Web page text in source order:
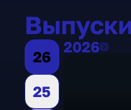
26
25
20262026